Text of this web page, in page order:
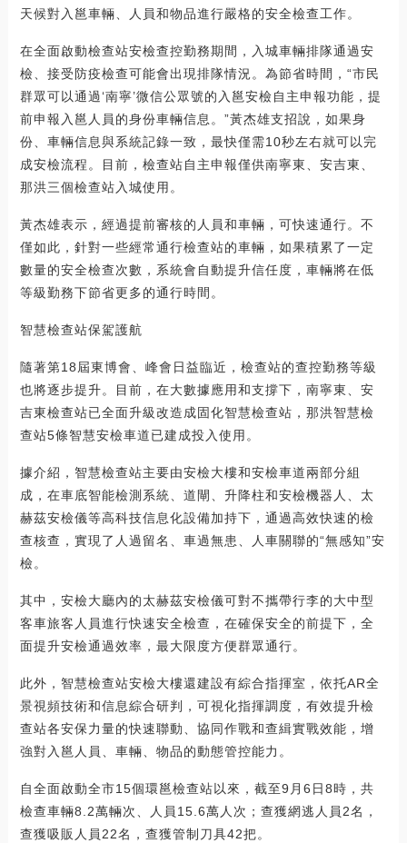
天候對入邕車輛、人員和物品進行嚴格的安全檢查工作。
在全面啟動檢查站安檢查控勤務期間，入城車輛排隊通過安
檢、接受防疫檢查可能會出現排隊情況。為節省時間，“市民
群眾可以通過‘南寧’微信公眾號的入邕安檢自主申報功能，提
前申報入邕人員的身份車輛信息。”黃杰雄支招說，如果身
份、車輛信息與系統記錄一致，最快僅需10秒左右就可以完
成安檢流程。目前，檢查站自主申報僅供南寧東、安吉東、
那洪三個檢查站入城使用。
黃杰雄表示，經過提前審核的人員和車輛，可快速通行。不
僅如此，針對一些經常通行檢查站的車輛，如果積累了一定
數量的安全檢查次數，系統會自動提升信任度，車輛將在低
等級勤務下節省更多的通行時間。
智慧檢查站保駕護航
隨著第18屆東博會、峰會日益臨近，檢查站的查控勤務等級
也將逐步提升。目前，在大數據應用和支撐下，南寧東、安
吉東檢查站已全面升級改造成固化智慧檢查站，那洪智慧檢
查站5條智慧安檢車道已建成投入使用。
據介紹，智慧檢查站主要由安檢大樓和安檢車道兩部分組
成，在車底智能檢測系統、道閘、升降柱和安檢機器人、太
赫茲安檢儀等高科技信息化設備加持下，通過高效快速的檢
查核查，實現了人過留名、車過無患、人車關聯的“無感知”安
檢。
其中，安檢大廳內的太赫茲安檢儀可對不攜帶行李的大中型
客車旅客人員進行快速安全檢查，在確保安全的前提下，全
面提升安檢通過效率，最大限度方便群眾通行。
此外，智慧檢查站安檢大樓還建設有綜合指揮室，依托AR全
景視頻技術和信息綜合研判，可視化指揮調度，有效提升檢
查站各安保力量的快速聯動、協同作戰和查緝實戰效能，增
強對入邕人員、車輛、物品的動態管控能力。
自全面啟動全市15個環邕檢查站以來，截至9月6日8時，共
檢查車輛8.2萬輛次、人員15.6萬人次；查獲網逃人員2名，
查獲吸販人員22名，查獲管制刀具42把。